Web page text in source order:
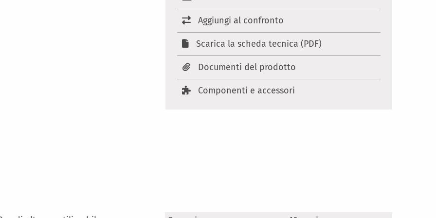
Aggiungi al confronto
Scarica la scheda tecnica (PDF)
Documenti del prodotto
Componenti e accessori